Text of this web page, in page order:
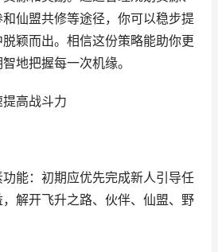
仙盟共修等途径，你可以稳步提
颖而出。相信这份策略能助你更
地把握每一次机缘。
高战斗力
能：初期应优先完成新人引导任
解开飞升之路、伙伴、仙盟、野